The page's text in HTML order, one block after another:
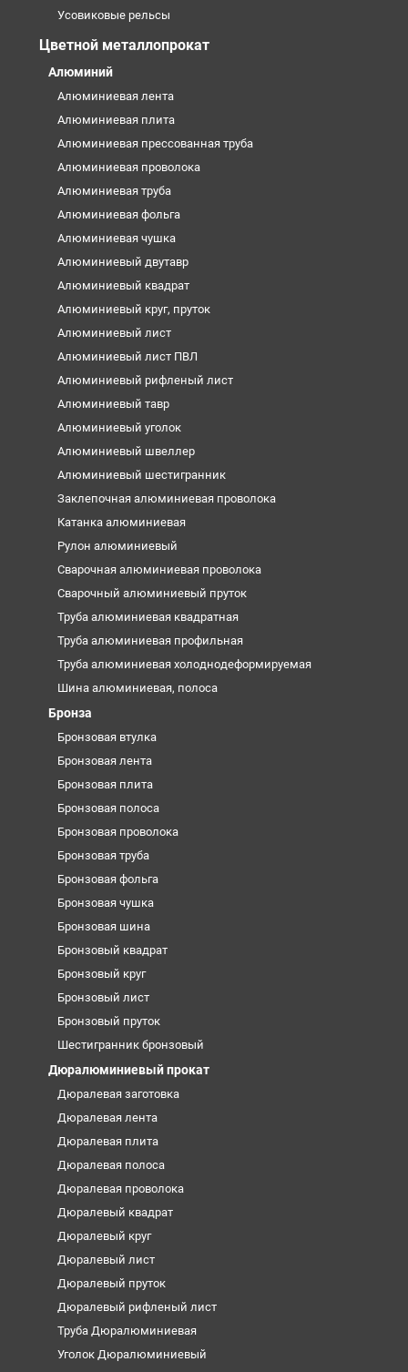
Усовиковые рельсы
Цветной металлопрокат
Алюминий
Алюминиевая лента
Алюминиевая плита
Алюминиевая прессованная труба
Алюминиевая проволока
Алюминиевая труба
Алюминиевая фольга
Алюминиевая чушка
Алюминиевый двутавр
Алюминиевый квадрат
Алюминиевый круг, пруток
Алюминиевый лист
Алюминиевый лист ПВЛ
Алюминиевый рифленый лист
Алюминиевый тавр
Алюминиевый уголок
Алюминиевый швеллер
Алюминиевый шестигранник
Заклепочная алюминиевая проволока
Катанка алюминиевая
Рулон алюминиевый
Сварочная алюминиевая проволока
Сварочный алюминиевый пруток
Труба алюминиевая квадратная
Труба алюминиевая профильная
Труба алюминиевая холоднодеформируемая
Шина алюминиевая, полоса
Бронза
Бронзовая втулка
Бронзовая лента
Бронзовая плита
Бронзовая полоса
Бронзовая проволока
Бронзовая труба
Бронзовая фольга
Бронзовая чушка
Бронзовая шина
Бронзовый квадрат
Бронзовый круг
Бронзовый лист
Бронзовый пруток
Шестигранник бронзовый
Дюралюминиевый прокат
Дюралевая заготовка
Дюралевая лента
Дюралевая плита
Дюралевая полоса
Дюралевая проволока
Дюралевый квадрат
Дюралевый круг
Дюралевый лист
Дюралевый пруток
Дюралевый рифленый лист
Труба Дюралюминиевая
Уголок Дюралюминиевый